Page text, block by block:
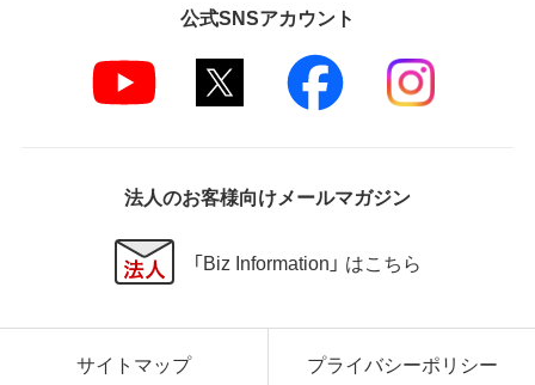
公式SNSアカウント
法人のお客様向けメールマガジン
「Biz Information」 はこちら
サイトマップ プライバシーポリシー